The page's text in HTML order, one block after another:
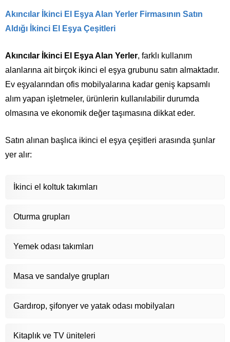
Akıncılar İkinci El Eşya Alan Yerler Firmasının Satın
Aldığı İkinci El Eşya Çeşitleri
Akıncılar İkinci El Eşya Alan Yerler, farklı kullanım
alanlarına ait birçok ikinci el eşya grubunu satın almaktadır.
Ev eşyalarından ofis mobilyalarına kadar geniş kapsamlı
alım yapan işletmeler, ürünlerin kullanılabilir durumda
olmasına ve ekonomik değer taşımasına dikkat eder.
Satın alınan başlıca ikinci el eşya çeşitleri arasında şunlar
yer alır:
İkinci el koltuk takımları
Oturma grupları
Yemek odası takımları
Masa ve sandalye grupları
Gardırop, şifonyer ve yatak odası mobilyaları
Kitaplık ve TV üniteleri